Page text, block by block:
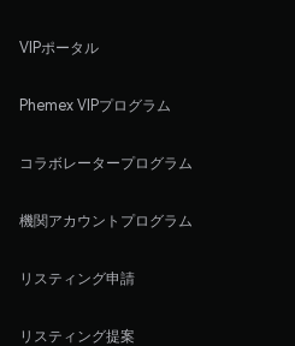
VIPポータル
Phemex VIPプログラム
コラボレータープログラム
機関アカウントプログラム
リスティング申請
リスティング提案